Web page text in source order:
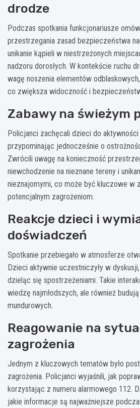
drodze
Podczas spotkania funkcjonariusze
przestrzegania zasad bezpieczeństwa
unikanie kąpieli w niestrzeżonych
nadzoru dorosłych. W kontekście ruchu
wagę noszenia elementów
co zwiększa widoczność i
Zabawy na świeżym
Policjanci zachęcali dzieci do
przypominając jednocześnie o
Zwrócili uwagę na konieczność
niewchodzenie na nieznane tereny i
nieznajomymi, co może być kluczowe w
potencjalnym zagrożeniom.
Reakcje dzieci i
doświadczeń
Spotkanie przebiegało w atmosferze
Dzieci aktywnie uczestniczyły w
dzieląc się spostrzeżeniami. Takie
wiedzę najmłodszych, ale również
mundurowych.
Reagowanie na
zagrożenia
Jednym z kluczowych tematów było
zagrożenia. Policjanci wyjaśnili, jak
korzystając z numeru alarmowego 112.
jakie informacje są najważniejsze